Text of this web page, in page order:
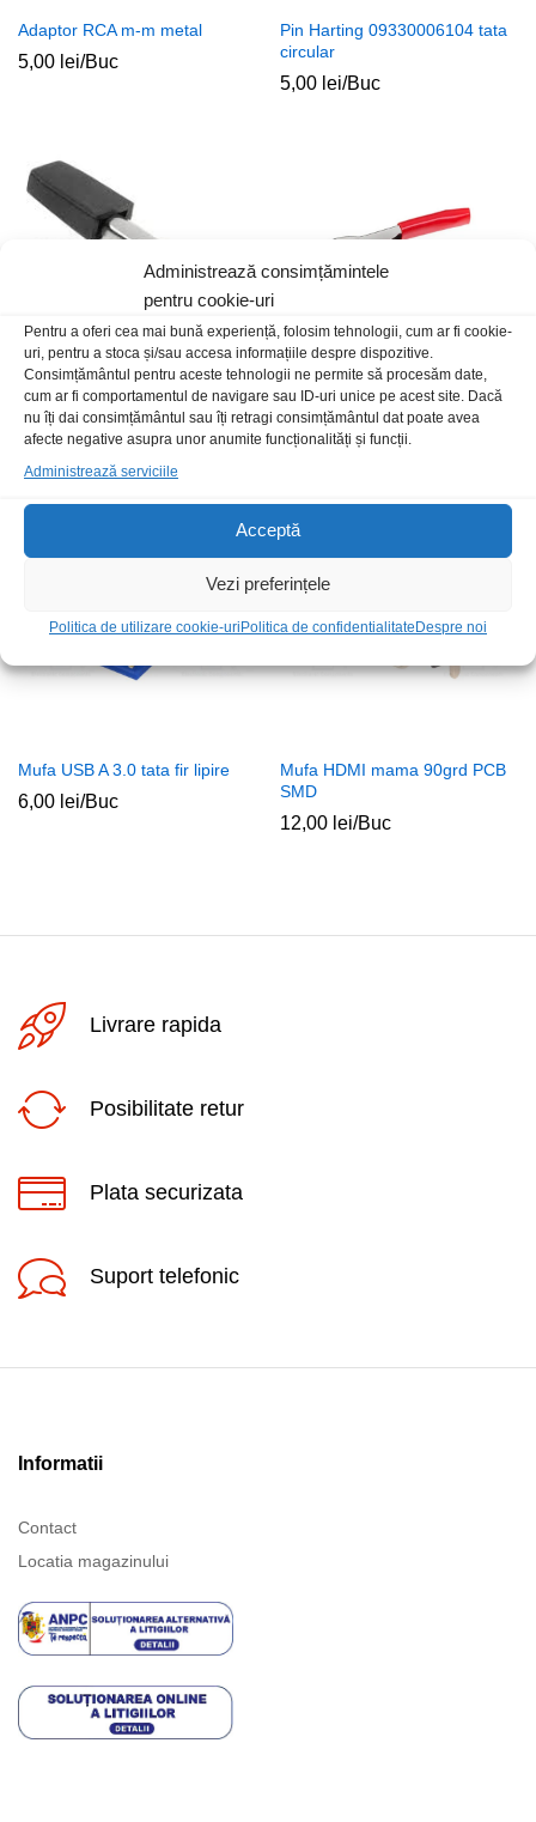
Administrează consimțămintele
pentru cookie-uri
Pentru a oferi cea mai bună experiență, folosim tehnologii, cum ar fi cookie-
uri, pentru a stoca și/sau accesa informațiile despre dispozitive.
Consimțământul pentru aceste tehnologii ne permite să procesăm date,
cum ar fi comportamentul de navigare sau ID-uri unice pe acest site. Dacă
nu îți dai consimțământul sau îți retragi consimțământul dat poate avea
afecte negative asupra unor anumite funcționalități și funcții.
Administrează serviciile
Acceptă
Vezi preferințele
Politica de utilizare cookie-uriPolitica de confidentialitateDespre noi
Adaptor RCA m-m metal
5,00 lei/Buc
Pin Harting 09330006104 tata
circular
5,00 lei/Buc
Crocodil surub medii negru
2,00lei/Buc
Crocodil 30A partial izolat
75x45mm rosu
2,00 /Buc
Mufa USB A 3.0 tata fir lipire
6,00 lei/Buc
Mufa HDMI mama 90grd PCB
SMD
12,00 lei/Buc
Livrare rapida
Posibilitate retur
Plata securizata
Suport telefonic
Informatii
Contact
Locatia magazinului